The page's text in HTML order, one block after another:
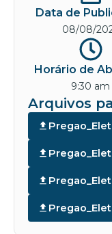
Data de
08/08/
Horário de
9:30 am
Arquivos